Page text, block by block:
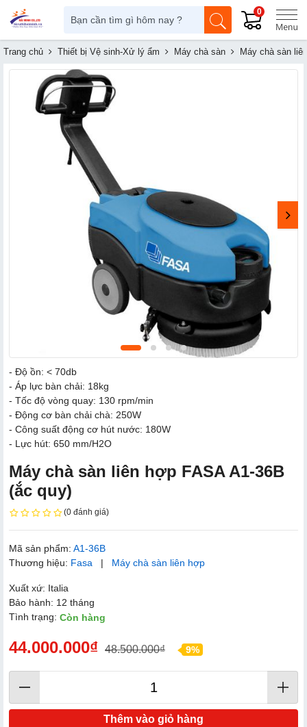
0
Trang chủ Thiết bị Vệ sinh-Xử lý ẩm Máy chà sàn Máy chà sàn
- Độ ồn: < 70db
- Áp lực bàn chải: 18kg
- Tốc độ vòng quay: 130 rpm/min
- Động cơ bàn chải chà: 250W
- Công suất động cơ hút nước: 180W
- Lực hút: 650 mm/H2O
Máy chà sàn liên hợp FASA A1-36B
(ắc quy)
(0 đánh giá)
Mã sản phẩm: A1-36B
Thương hiệu: Fasa | Máy chà sàn liên hợp
Xuất xứ: Italia
Bảo hành: 12 tháng
Tình trạng: Còn hàng
44.000.000₫ 48.500.000₫ 9%
Thêm vào giỏ hàng